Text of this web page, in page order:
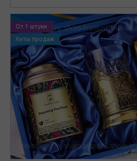
От 1 штуки
Хиты продаж